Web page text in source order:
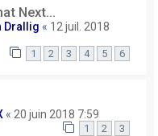
Next...
Drallig « 12 juil. 2018
1 2 3 4 5 6
« 20 juin 2018 7:59
1 2 3